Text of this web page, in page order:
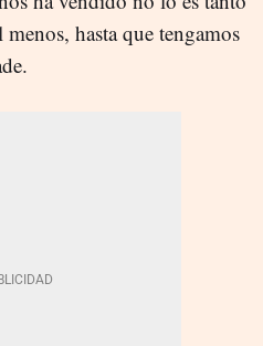
hasta que tengamos